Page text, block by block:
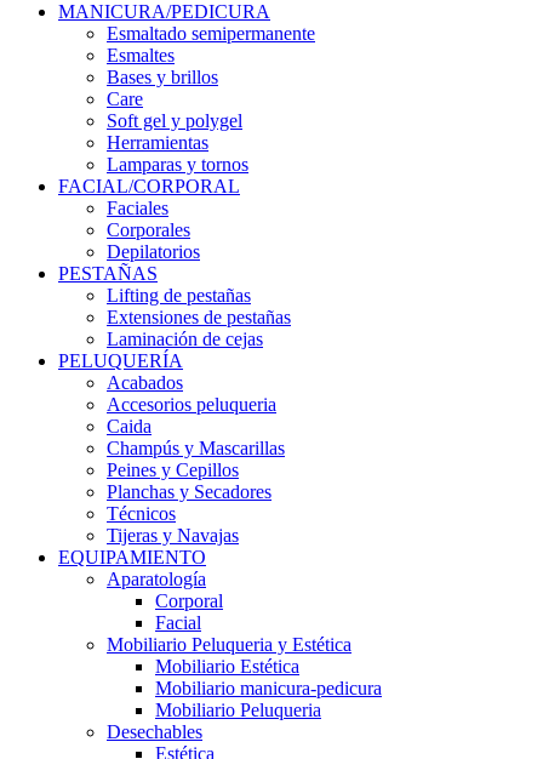
MANICURA/PEDICURA
Esmaltado semipermanente
Esmaltes
Bases y brillos
Care
Soft gel y polygel
Herramientas
Lamparas y tornos
FACIAL/CORPORAL
Faciales
Corporales
Depilatorios
PESTAÑAS
Lifting de pestañas
Extensiones de pestañas
Laminación de cejas
PELUQUERÍA
Acabados
Accesorios peluqueria
Caida
Champús y Mascarillas
Peines y Cepillos
Planchas y Secadores
Técnicos
Tijeras y Navajas
EQUIPAMIENTO
Aparatología
Corporal
Facial
Mobiliario Peluqueria y Estética
Mobiliario Estética
Mobiliario manicura-pedicura
Mobiliario Peluqueria
Desechables
Estética